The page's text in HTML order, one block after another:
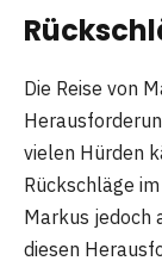
Die Reise von
vielen Hürden
Rückschläge
Markus jedoch
diesen